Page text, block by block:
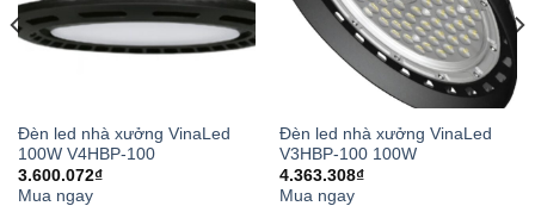
City, Ho Chi Minh City
Đèn led Vinaled
Tham khảo nguồn uy tín
Thiết bị điện VIKI
Đèn led nhà xưởng VinaLed
100W V4HBP-100
3.600.072₫
Mua ngay
Đèn led nhà xưởng VinaLed
V3HBP-100 100W
4.363.308₫
Mua ngay